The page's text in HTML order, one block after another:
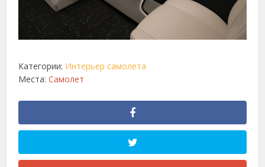
Категории: Интерьер самолета
Места:Самолет